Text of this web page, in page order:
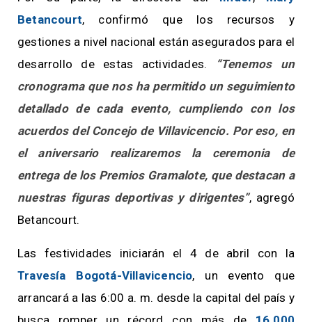
Betancourt, confirmó que los recursos y
gestiones a nivel nacional están asegurados para el
desarrollo de estas actividades.
“Tenemos un
cronograma que nos ha permitido un seguimiento
detallado de cada evento, cumpliendo con los
acuerdos del Concejo de Villavicencio. Por eso, en
el aniversario realizaremos la ceremonia de
entrega de los Premios Gramalote, que destacan a
nuestras figuras deportivas y dirigentes”, agregó
Betancourt.
Las festividades iniciarán el 4 de abril con la
Travesía Bogotá-Villavicencio, un evento que
arrancará a las 6:00 a. m. desde la capital del país y